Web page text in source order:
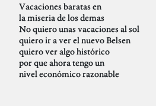
Vacaciones baratas en
la miseria de los demas
No quiero unas vacaciones al sol
quiero ir a ver el nuevo Belsen
quiero ver algo histórico
por que ahora tengo un
nivel económico razonable